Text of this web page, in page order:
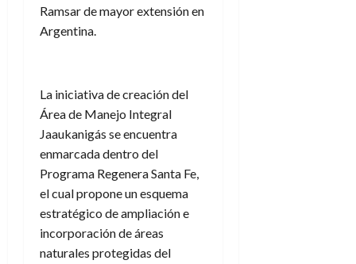
Ramsar de mayor extensión en
Argentina.
La iniciativa de creación del
Área de Manejo Integral
Jaaukanigás se encuentra
enmarcada dentro del
Programa Regenera Santa Fe,
el cual propone un esquema
estratégico de ampliación e
incorporación de áreas
naturales protegidas del